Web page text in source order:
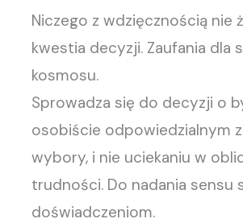
Niczego z wdzięcznością nie
kwestia decyzji. Zaufania dla
kosmosu.
Sprowadza się do decyzji o
osobiście odpowiedzialnym
wybory, i nie uciekaniu w
trudności. Do nadania sensu
doświadczeniom.